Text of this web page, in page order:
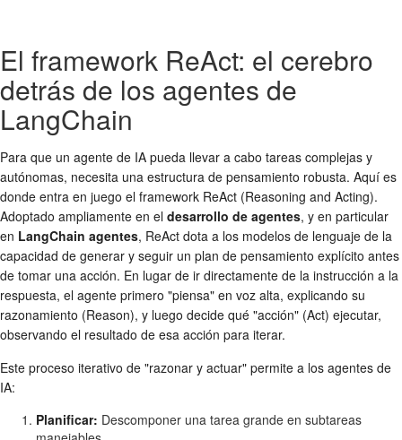
El framework ReAct: el cerebro
detrás de los agentes de
LangChain
Para que un agente de IA pueda llevar a cabo tareas complejas y
autónomas, necesita una estructura de pensamiento robusta. Aquí es
donde entra en juego el framework ReAct (Reasoning and Acting).
Adoptado ampliamente en el desarrollo de agentes, y en particular
en LangChain agentes, ReAct dota a los modelos de lenguaje de la
capacidad de generar y seguir un plan de pensamiento explícito antes
de tomar una acción. En lugar de ir directamente de la instrucción a la
respuesta, el agente primero "piensa" en voz alta, explicando su
razonamiento (Reason), y luego decide qué "acción" (Act) ejecutar,
observando el resultado de esa acción para iterar.
Este proceso iterativo de "razonar y actuar" permite a los agentes de
IA:
Planificar: Descomponer una tarea grande en subtareas